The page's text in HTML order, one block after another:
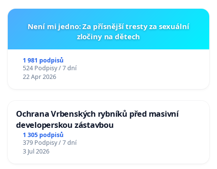
Není mi jedno: Za přísnější tresty za sexuální
zločiny na dětech
1 981 podpisů
524 Podpisy / 7 dní
22 Apr 2026
Ochrana Vrbenských rybníků před masivní
developerskou zástavbou
1 305 podpisů
379 Podpisy / 7 dní
3 Jul 2026